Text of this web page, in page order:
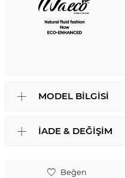
Beğen
MODEL BILGISI
İADE & DEĞIŞIM